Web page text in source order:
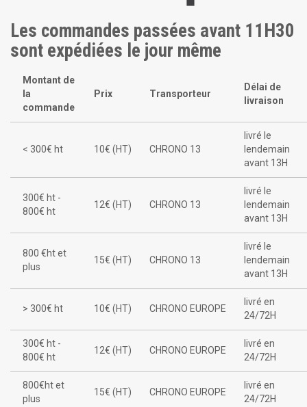
Les commandes passées avant 11H30
sont expédiées le jour même
Montant de
la
commande
Prix Transporteur
Délai de
livraison
< 300€ ht 10€ (HT) CHRONO 13
livré le
lendemain
avant 13H
300€ ht -
800€ ht
12€ (HT) CHRONO 13
livré le
lendemain
avant 13H
800 €ht et
plus
15€ (HT) CHRONO 13
livré le
lendemain
avant 13H
> 300€ ht 10€ (HT) CHRONO EUROPE
livré en
24/72H
300€ ht -
800€ ht
12€ (HT) CHRONO EUROPE
livré en
24/72H
800€ht et
plus
15€ (HT) CHRONO EUROPE
livré en
24/72H